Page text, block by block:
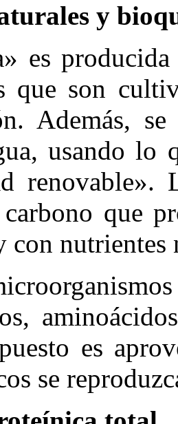
y
es
que son
Además,
usando lo
renovable».
que
con nutrientes
es
se